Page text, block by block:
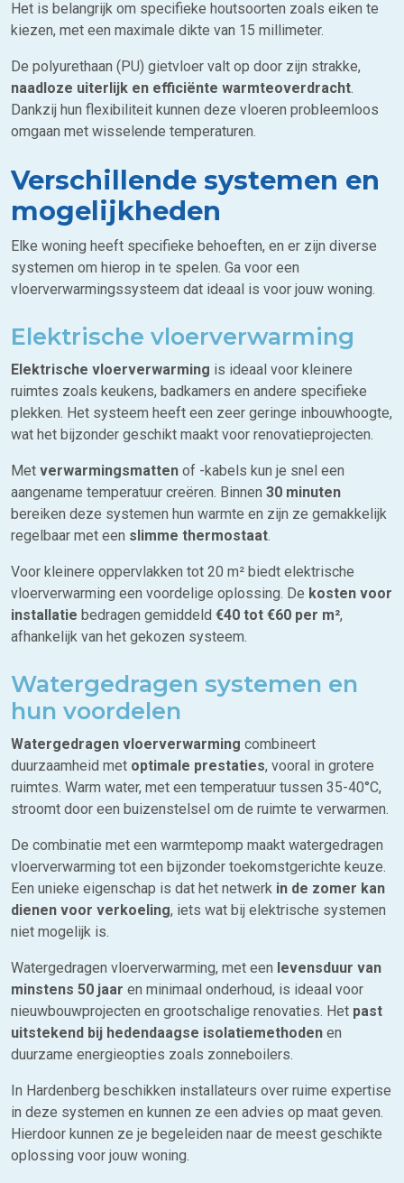
Het is belangrijk om specifieke houtsoorten zoals eiken te
kiezen, met een maximale dikte van 15 millimeter.
De polyurethaan (PU) gietvloer valt op door zijn strakke,
naadloze uiterlijk en efficiënte warmteoverdracht.
Dankzij hun flexibiliteit kunnen deze vloeren probleemloos
omgaan met wisselende temperaturen.
Verschillende systemen en
mogelijkheden
Elke woning heeft specifieke behoeften, en er zijn diverse
systemen om hierop in te spelen. Ga voor een
vloerverwarmingssysteem dat ideaal is voor jouw woning.
Elektrische vloerverwarming
Elektrische vloerverwarming is ideaal voor kleinere
ruimtes zoals keukens, badkamers en andere specifieke
plekken. Het systeem heeft een zeer geringe inbouwhoogte,
wat het bijzonder geschikt maakt voor renovatieprojecten.
Met verwarmingsmatten of -kabels kun je snel een
aangename temperatuur creëren. Binnen 30 minuten
bereiken deze systemen hun warmte en zijn ze gemakkelijk
regelbaar met een slimme thermostaat.
Voor kleinere oppervlakken tot 20 m² biedt elektrische
vloerverwarming een voordelige oplossing. De kosten voor
installatie bedragen gemiddeld €40 tot €60 per m²,
afhankelijk van het gekozen systeem.
Watergedragen systemen en
hun voordelen
Watergedragen vloerverwarming combineert
duurzaamheid met optimale prestaties, vooral in grotere
ruimtes. Warm water, met een temperatuur tussen 35-40°C,
stroomt door een buizenstelsel om de ruimte te verwarmen.
De combinatie met een warmtepomp maakt watergedragen
vloerverwarming tot een bijzonder toekomstgerichte keuze.
Een unieke eigenschap is dat het netwerk in de zomer kan
dienen voor verkoeling, iets wat bij elektrische systemen
niet mogelijk is.
Watergedragen vloerverwarming, met een levensduur van
minstens 50 jaar en minimaal onderhoud, is ideaal voor
nieuwbouwprojecten en grootschalige renovaties. Het past
uitstekend bij hedendaagse isolatiemethoden en
duurzame energieopties zoals zonneboilers.
In Hardenberg beschikken installateurs over ruime expertise
in deze systemen en kunnen ze een advies op maat geven.
Hierdoor kunnen ze je begeleiden naar de meest geschikte
oplossing voor jouw woning.